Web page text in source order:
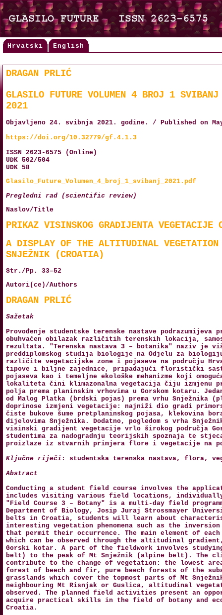
Hrvatski English
DRAGAN PRLIĆ
GLASILO FUTURE VOLUMEN 4 BROJ 1
2021
Objavljeno 24. svibnja 2021. godine. / Published on
https://doi.org/10.32779/gf.4.1.3
ISSN 2623-6575 (Online)
UDK 502/504
UDK 58
Glasilo_Future_Volumen_4_broj_1_svibanj_2021.pdf
Pregledni rad (scientific review)
Naslov/Title
PRIKAZ VISINSKOG GRADIJENTA VEGETACIJE
A DISPLAY OF THE ALTITUDINAL
SNJEŽNIK (CROATIA)
Str./Pp. 33–52
Autori(ce)/Authors
DRAGAN PRLIĆ
Sažetak
Provođenje studentske terenske nastave
obuhvaćen obilazak različitih terenskih lokacija,
rezultata. "Terenska nastava 3 – botanika" naziv je
preddiplomskog studija biologije na Odjelu za
različite vegetacijske zone i pojaseve na području
tipove i biljne zajednice, pripadajući floristički
pojaseva kao i temeljne ekološke mehanizme koji
lokaliteta čini klimazonalna vegetacija čiju izmjenu
polja prema planinskim vrhovima u Gorskom kotaru.
od Malog Platka (brdski pojas) prema vrhu
doprinose izmjeni vegetacije: najniži dio gradi
čiste bukove šume pretplaninskog pojasa, klekovina
dijelovima Snježnika. Dodatno, pogledom s vrha
visinski gradijent vegetacije vrlo širokog područja
studentima za nadogradnju teorijskih spoznaja te
proizlaze iz stvarnih primjera flore i vegetacije na
Ključne riječi : studentska terenska nastava, flora,
Abstract
Conducting a student field course involves the
includes visiting various field locations, individually
"Field Course 3 – Botany" is a multi-day field
Department of Biology, Josip Juraj Strossmayer
belts in Croatia, students will learn about
interesting vegetation phenomena such as the
that permit their occurrence. The main element of
which can be observed through the altitudinal
Gorski kotar. A part of the fieldwork involves
belt) to the peak of Mt Snježnik (alpine belt). The
contribute to the change of vegetation: the lowest
forest of beech and fir, pure beech forests of the
grasslands which cover the topmost parts of Mt
neighbouring Mt Risnjak or Guslica, altitudinal
observed. The planned field activities present an
acquire practical skills in the field of botany and
Croatia.